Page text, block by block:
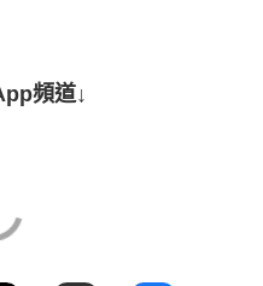
頻道↓